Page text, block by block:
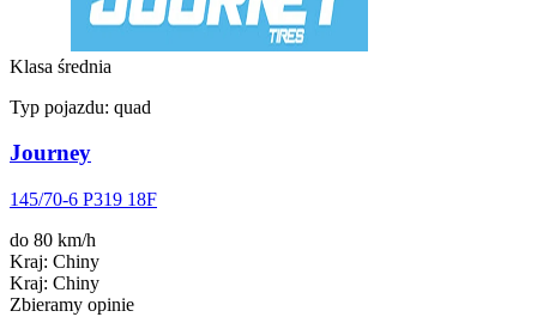
Klasa średnia
Typ pojazdu: quad
Journey
145/70-6 P319 18F
do 80 km/h
Kraj: Chiny
Kraj: Chiny
Zbieramy opinie